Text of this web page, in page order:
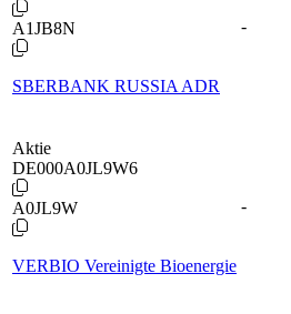
A1JB8N
SBERBANK RUSSIA ADR
-
Aktie
DE000A0JL9W6
A0JL9W
VERBIO Vereinigte Bioenergie
-